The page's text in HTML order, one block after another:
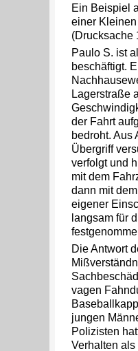
Ein Beispiel
einer
(Drucksache
Paulo S. ist
beschäftigt.
Lagerstraße
der Fahrt
bedroht. Aus
Übergriff
verfolgt und
mit dem
dann mit
eigener
langsam für
Die Antwort
vagen
jungen
Polizisten
Verhalten